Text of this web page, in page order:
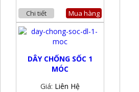
Chi tiết Mua hàng
DÂY CHỐNG SỐC 1
MÓC
Giá: Liên Hệ